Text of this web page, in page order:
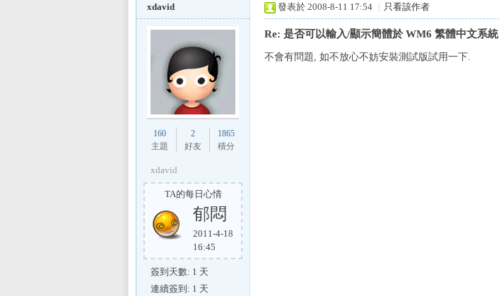
xdavid
160
主題
2
好友
1865
積分
xdavid
TA的每日心情
郁悶
2011-4-18
16:45
簽到天數: 1 天
連續簽到: 1 天
發表於 2008-8-11 17:54 | 只看該作者
Re: 是否可以輸入/顯示簡體於 WM6 繁體中文系統
不會有問題, 如不放心不妨安裝測試版試用一下.